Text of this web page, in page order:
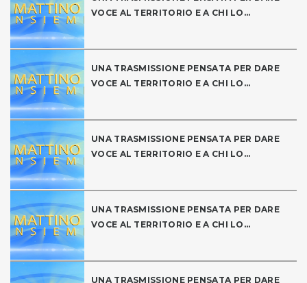
VOCE AL TERRITORIO E A CHI LO...
UNA TRASMISSIONE PENSATA PER DARE
VOCE AL TERRITORIO E A CHI LO...
UNA TRASMISSIONE PENSATA PER DARE
VOCE AL TERRITORIO E A CHI LO...
UNA TRASMISSIONE PENSATA PER DARE
VOCE AL TERRITORIO E A CHI LO...
UNA TRASMISSIONE PENSATA PER DARE